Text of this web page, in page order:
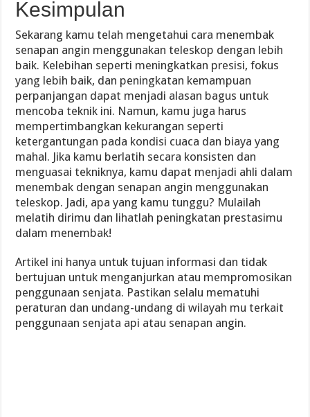
Kesimpulan
Sekarang kamu telah mengetahui cara menembak
senapan angin menggunakan teleskop dengan lebih
baik. Kelebihan seperti meningkatkan presisi, fokus
yang lebih baik, dan peningkatan kemampuan
perpanjangan dapat menjadi alasan bagus untuk
mencoba teknik ini. Namun, kamu juga harus
mempertimbangkan kekurangan seperti
ketergantungan pada kondisi cuaca dan biaya yang
mahal. Jika kamu berlatih secara konsisten dan
menguasai tekniknya, kamu dapat menjadi ahli dalam
menembak dengan senapan angin menggunakan
teleskop. Jadi, apa yang kamu tunggu? Mulailah
melatih dirimu dan lihatlah peningkatan prestasimu
dalam menembak!
Artikel ini hanya untuk tujuan informasi dan tidak
bertujuan untuk menganjurkan atau mempromosikan
penggunaan senjata. Pastikan selalu mematuhi
peraturan dan undang-undang di wilayah mu terkait
penggunaan senjata api atau senapan angin.